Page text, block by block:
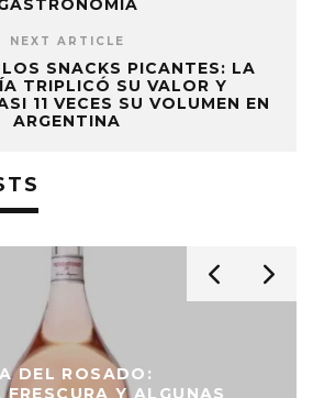
NEXT ARTICLE
SNACKS PICANTES: LA
TRIPLICÓ SU VALOR Y
11 VECES SU VOLUMEN EN
ARGENTINA
DEL ROSADO:
Y ALGUNAS